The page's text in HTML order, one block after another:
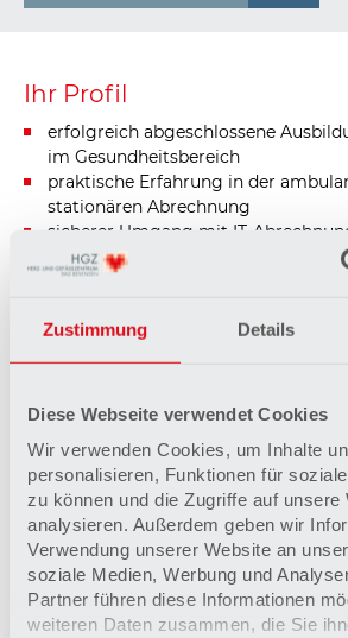
Zustimmung Details
Diese Webseite verwendet Cookies
Wir verwenden Cookies, um Inhalte
personalisieren, Funktionen für
zu können und die Zugriffe auf unsere
analysieren. Außerdem geben wir
Verwendung unserer Website an
soziale Medien, Werbung und
Partner führen diese Informationen
weiteren Daten zusammen, die Sie
Ihr Profil
erfolgreich abgeschlossene
im Gesundheitsbereich
praktische Erfahrung in der
stationären Abrechnung
sicherer Umgang mit IT-
gute Selbstorganisation und ein
sorgfältiger Arbeitsstil
strukturierte Einarbeitung in einem
Team, das sich auf Unterstützung
flexible Arbeitszeiten mit der
mobil zu arbeiten
mindestens 30 Tage Urlaub
gute Verkehrsanbindung mit
Corporate Benefits, Bike Leasing,
sowie Hansefit
hauseigene Cafeteria mit frisch